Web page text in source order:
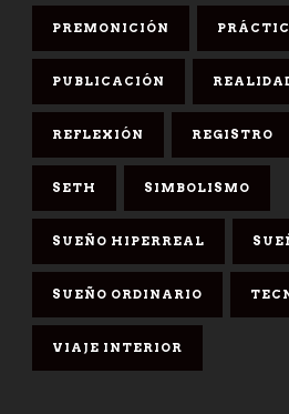
PREMONICIÓN
PUBLICACIÓN
REFLEXIÓN REGISTRO
SETH SIMBOLISMO
SUEÑO HIPERREAL
SUEÑO ORDINARIO
VIAJE INTERIOR